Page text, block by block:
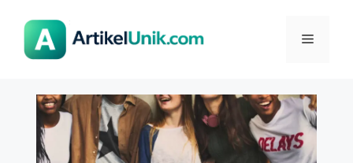
Menu